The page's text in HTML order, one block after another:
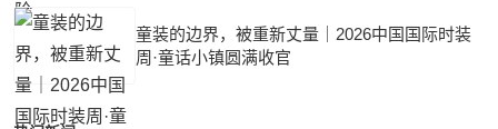
童装的边界，被重新丈量｜2026中国国际时装
周·童话小镇圆满收官